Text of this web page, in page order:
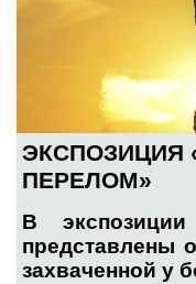
ЭКСПОЗИЦИЯ
ПЕРЕЛОМ»
В
представлены
захваченной у